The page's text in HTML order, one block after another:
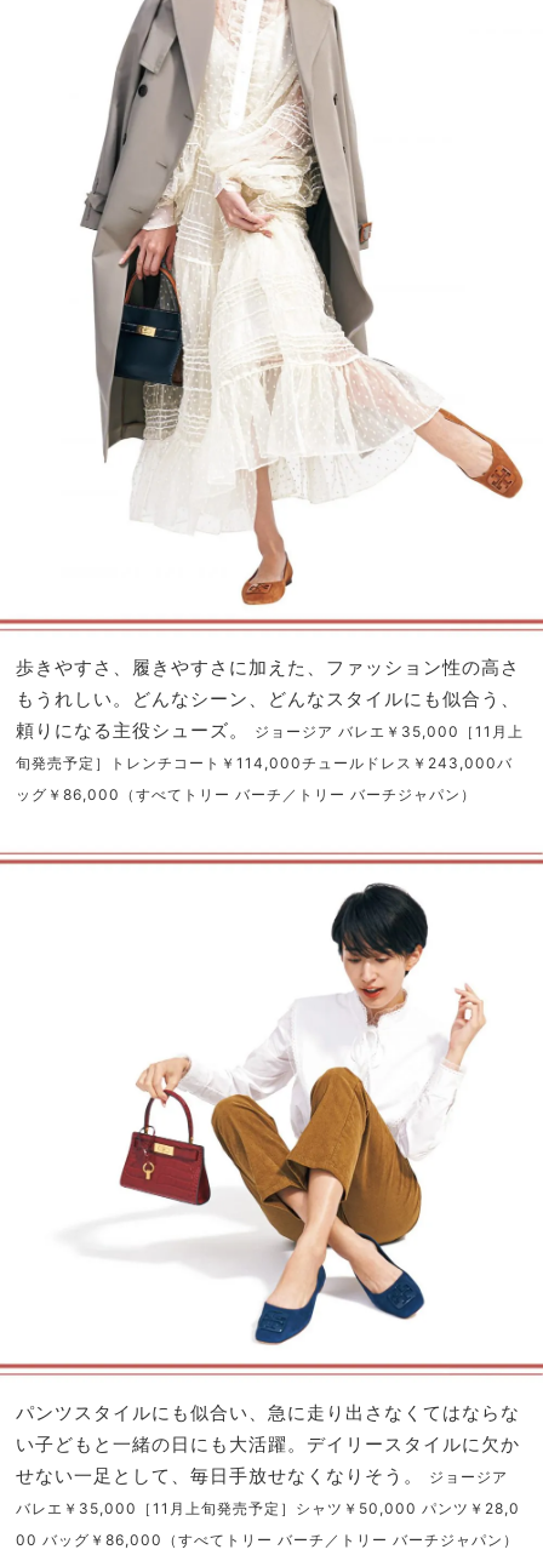
歩きやすさ、履きやすさに加えた、ファッション性の高さ
もうれしい。どんなシーン、どんなスタイルにも似合う、
頼りになる主役シューズ。
ジョージア バレエ￥35,000［11月上
旬発売予定］トレンチコート￥114,000チュールドレス￥243,000バ
ッグ￥86,000（すべてトリー バーチ／トリー バーチジャパン）
パンツスタイルにも似合い、急に走り出さなくてはならな
い子どもと一緒の日にも大活躍。デイリースタイルに欠か
せない一足として、毎日手放せなくなりそう。
ジョージア
バレエ￥35,000［11月上旬発売予定］シャツ￥50,000 パンツ￥28,0
00 バッグ￥86,000（すべてトリー バーチ／トリー バーチジャパン）